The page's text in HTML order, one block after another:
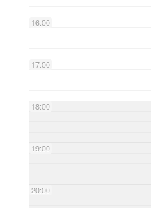
16:00
17:00
18:00
19:00
20:00